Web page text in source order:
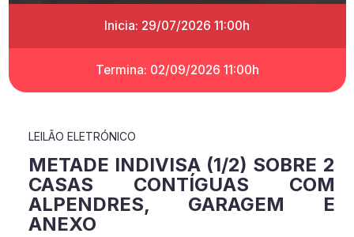
Inicia: 29/07/2026 11:00h
Termina: 02/09/2026 11:00h
LEILÃO ELETRÓNICO
METADE INDIVISA (1/2) SOBRE 2
CASAS CONTÍGUAS COM
ALPENDRES, GARAGEM E
ANEXO